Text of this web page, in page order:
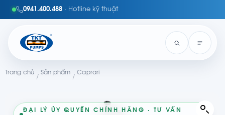
0941.400.488 · Hotline kỹ thuật
Trang chủ
/
Sản phẩm
/
Caprari
ĐẠI LÝ ỦY QUYỀN CHÍNH HÃNG · TƯ VẤN